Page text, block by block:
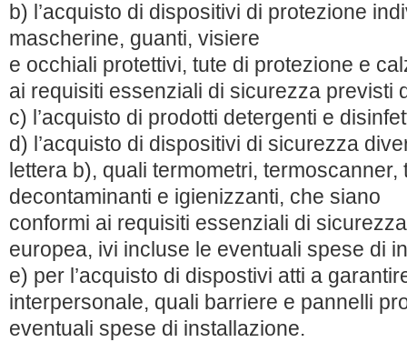
b) l’acquisto di dispositivi di protezione
mascherine, guanti, visiere
e occhiali protettivi, tute di protezione e
ai requisiti essenziali di sicurezza previsti
c) l’acquisto di prodotti detergenti e
d) l’acquisto di dispositivi di sicurezza
lettera b), quali termometri,
decontaminanti e igienizzanti, che siano
conformi ai requisiti essenziali di
europea, ivi incluse le eventuali spese di
e) per l’acquisto di dispostivi atti a
interpersonale, quali barriere e pannelli
eventuali spese di installazione.